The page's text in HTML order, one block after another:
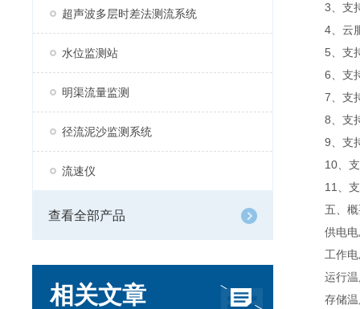
超声波多层时差法测流系统
水位监测站
明渠流量监测
径流泥沙监测系统
流速仪
查看全部产品
相关文章
3、支持
4、云服
5、支持
6、支持
7、支持
8、支持
9、支持
10、支
11、支
五、概
供电电
工作电
运行温
存储温